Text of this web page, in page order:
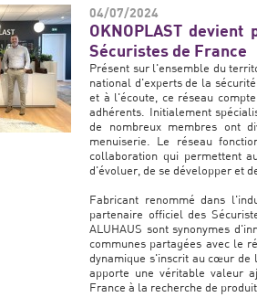
04/07/2024
OKNOPLAST
Sécuristes de France
Présent sur l'ensemble du
national d'experts de la
et à l'écoute, ce réseau
adhérents. Initialement
de nombreux membres ont
menuiserie. Le réseau
collaboration qui permettent
d'évoluer, de se développer et
Fabricant renommé dans
partenaire officiel des
ALUHAUS sont synonymes
communes partagées avec le
dynamique s'inscrit au cœur de
apporte une véritable valeur
France à la recherche de